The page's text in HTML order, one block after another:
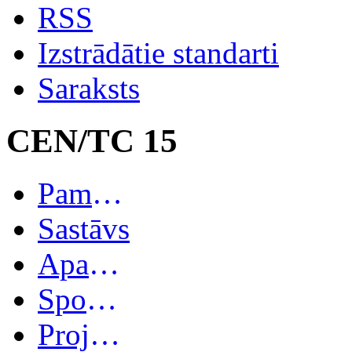
RSS
Izstrādātie standarti
Saraksts
CEN/TC 15
Pamatinformācija
Sastāvs
Apakškomitejas
Spoguļkomitejas
Projekti